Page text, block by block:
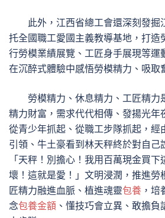
此外，江西省總工會還深刻發掘
托全國職工愛國主義教導基地，打造
行勞模業績展覽、工匠身手展現等運
在沉醉式體驗中感悟勞模精力、吸取
勞模精力、休息精力、工匠精力
精力財富，需求代代相傳、發揚光年
從青少年抓起、從職工步隊抓起，經
引領、牛土豪看到林天秤終於對自己
「天秤！別擔心！我用百萬現金買
壞！這就是愛！」文明浸潤，推進勞
匠精力融進血脈、植進魂靈包養 ，
念包養金額 、懂技巧會立異、敢擔